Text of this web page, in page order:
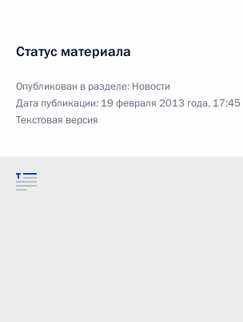
Статус материала
Опубликован в разделе: Новости
Дата публикации: 19 февраля 2013 года, 17:45
Текстовая версия